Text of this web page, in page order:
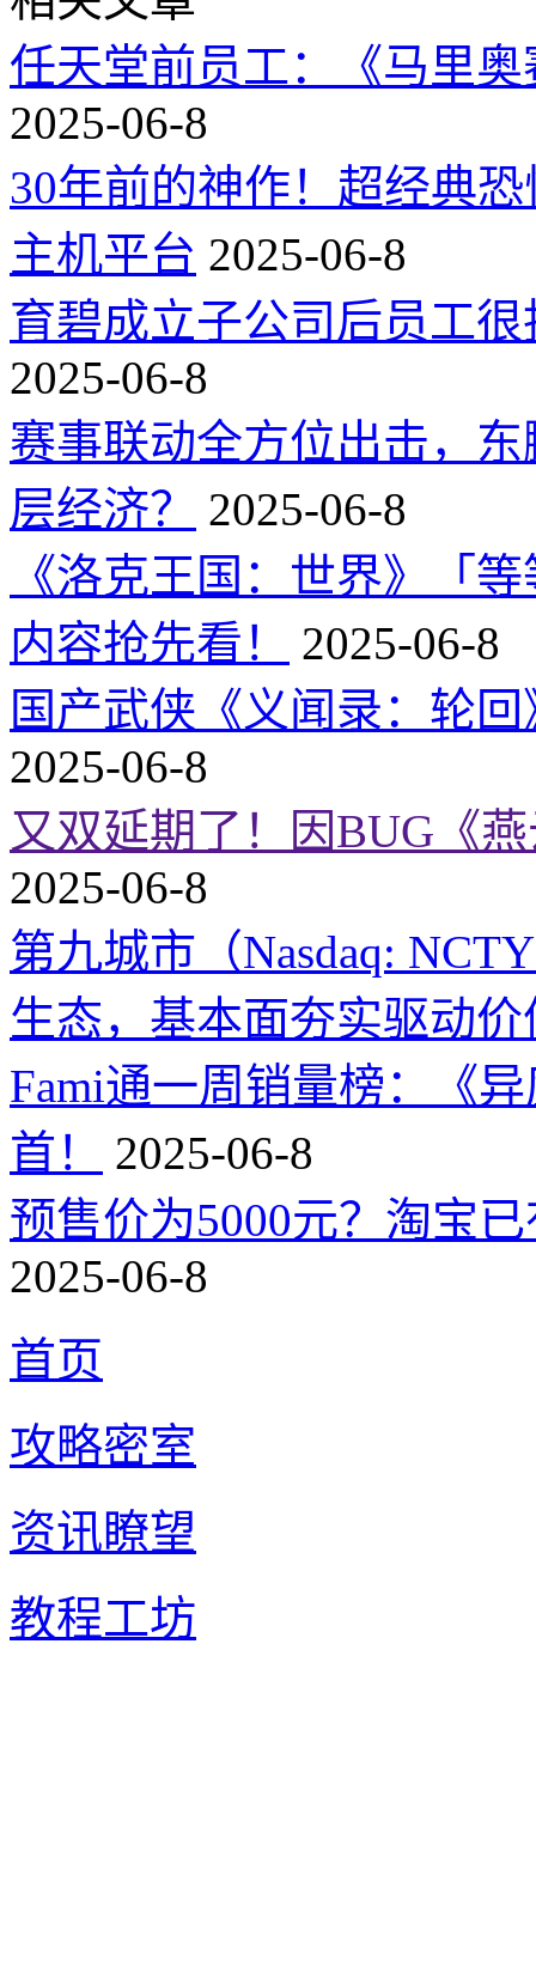
任天堂前员工：《马里
2025-06-8
30年前的神作！超经典
主机平台 2025-06-8
育碧成立子公司后员工
2025-06-8
赛事联动全方位出击，
层经济？
2025-06-8
《洛克王国：世界》「
内容抢先看！
2025-06-8
国产武侠《义闻录：轮
2025-06-8
又双延期了！因BUG《
2025-06-8
第九城市（Nasdaq:
生态，基本面夯实驱动价
Fami通一周销量榜：《
首！
2025-06-8
预售价为5000元？淘宝
2025-06-8
首页
攻略密室
资讯瞭望
教程工坊